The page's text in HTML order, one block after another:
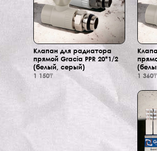
Клапан для радиатора
прямой Gracia PPR 20*1/2
(белый, серый)
1 150₸
1 360₸